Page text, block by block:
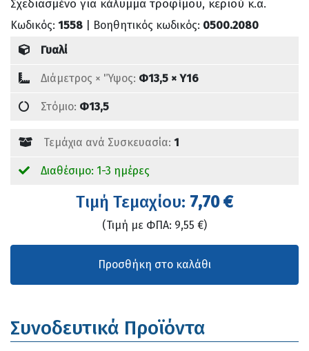
Σχεδιασμένο για κάλυμμα τροφίμου, κεριού κ.α.
Κωδικός: 1558 | Βοηθητικός κωδικός: 0500.2080
Γυαλί
Διάμετρος × 'Ύψος: Φ13,5 × Υ16
Στόμιο: Φ13,5
Τεμάχια ανά Συσκευασία: 1
Διαθέσιμο: 1-3 ημέρες
Tιμή Τεμαχίου: 7,70 €
(Τιμή με ΦΠΑ: 9,55 €)
Συνοδευτικά Προϊόντα